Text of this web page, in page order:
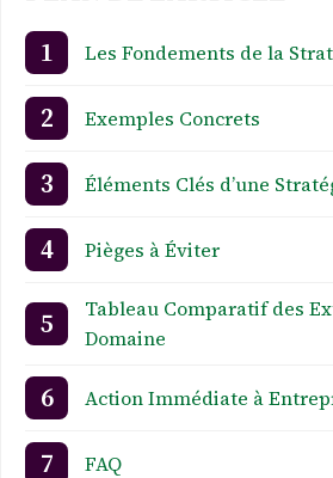
Les Fondements de la
Exemples Concrets
Éléments Clés d’une
Pièges à Éviter
Tableau Comparatif des
Domaine
Action Immédiate à
FAQ